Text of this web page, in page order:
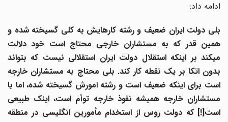
ادامه داد:
بلی دولت ایران ضعیف و رشته کارهایش به کلی گسیخته شده و
همین قدر که به مستشاران خارجی محتاج است خود دلالت
‎کند بر اینکه استقلال دولت ایران استقلالی نیست که بتواند
بدون اتکا بر یک نقطه کار کند. بلی محتاج به مستشاران خارجه
است برای اینکه ضعیف است و رشته امورش گسیخته شده، اما با
مستشاران خارجه همیشه نفوذ خارجه توأم است، اینک طبیعی
است[!] که دولت روس از استخدام مأمورین انگلیسی در منطقه